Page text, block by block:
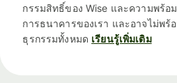
กรรมสิทธิ์ของ Wise และความพร้
การธนาคารของเรา และอาจไม่พร้
ธุรกรรมทั้งหมด เรียนรู้เพิ่มเติม